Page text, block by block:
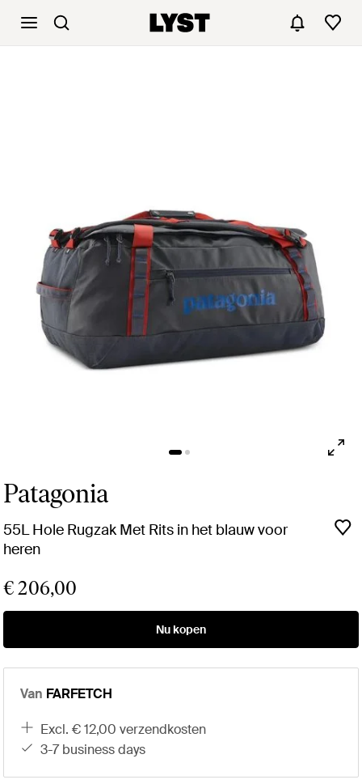
Patagonia
55L Hole Rugzak Met Rits in het blauw voor
heren
€ 206,00
Nu kopen
Van FARFETCH
excl. € 12,00 verzendkosten
3-7 business days